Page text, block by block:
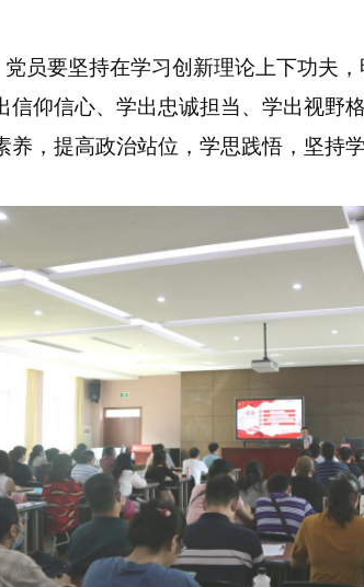
员要坚持在学习创新理论上下功夫
信仰信心、学出忠诚担当、学出视野
，提高政治站位，学思践悟，坚持